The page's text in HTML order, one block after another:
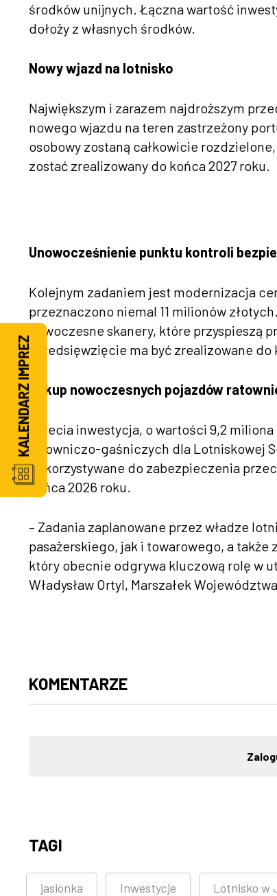
środków unijnych. Łączna wartość
dołoży z własnych środków.
Nowy wjazd na lotnisko
Największym i zarazem najdroższym
nowego wjazdu na teren zastrzeżony
osobowy zostaną całkowicie
zostać zrealizowany do końca 2027 roku.
Unowocześnienie punktu kontroli
Kolejnym zadaniem jest modernizacja
przeznaczono niemal 11 milionów
nowoczesne skanery, które przyspieszą
przedsięwzięcie ma być zrealizowane do
Zakup nowoczesnych pojazdów
Trzecia inwestycja, o wartości 9,2
ratowniczo-gaśniczych dla Lotniskowej
wykorzystywane do zabezpieczenia
końca 2026 roku.
– Zadania zaplanowane przez władze
pasażerskiego, jak i towarowego, a
który obecnie odgrywa kluczową rolę w
Władysław Ortyl, Marszałek
KOMENTARZE
TAGI
jasionka Inwestycje Lotnisko w
KALENDARZ IMPREZ